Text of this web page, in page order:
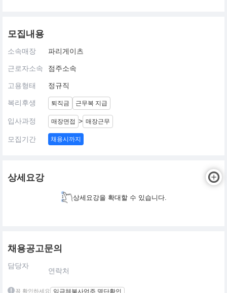
모집내용
소속매장 파리게이츠
근로자소속 점주소속
고용형태 정규직
복리후생 퇴직금 근무복 지급
입사과정 매장면접 > 매장근무
모집기간 채용시까지
상세요강
상세요강을 확대할 수 있습니다.
채용공고문의
담당자
연락처
꼭 확인하세요 임금체불사업주 명단확인